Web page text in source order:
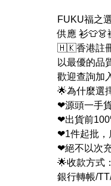
FUKU福之
供應 衫👕👗
🇭🇰香港註冊
以最優的品
歡迎查詢加
🌟為什麼選
❤源頭一手
❤出貨前
❤1件起批，
❤絕不以次
🌟收款方式：
銀行轉帳/